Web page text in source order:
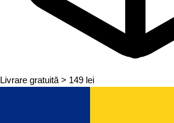
Livrare gratuită > 149 lei